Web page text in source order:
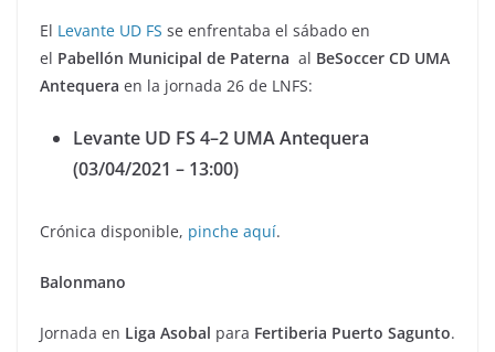
El Levante UD FS se enfrentaba el sábado en
el Pabellón Municipal de Paterna al BeSoccer CD UMA
Antequera en la jornada 26 de LNFS:
Levante UD FS 4–2 UMA Antequera
(03/04/2021 – 13:00)
Crónica disponible, pinche aquí.
Balonmano
Jornada en Liga Asobal para Fertiberia Puerto Sagunto.